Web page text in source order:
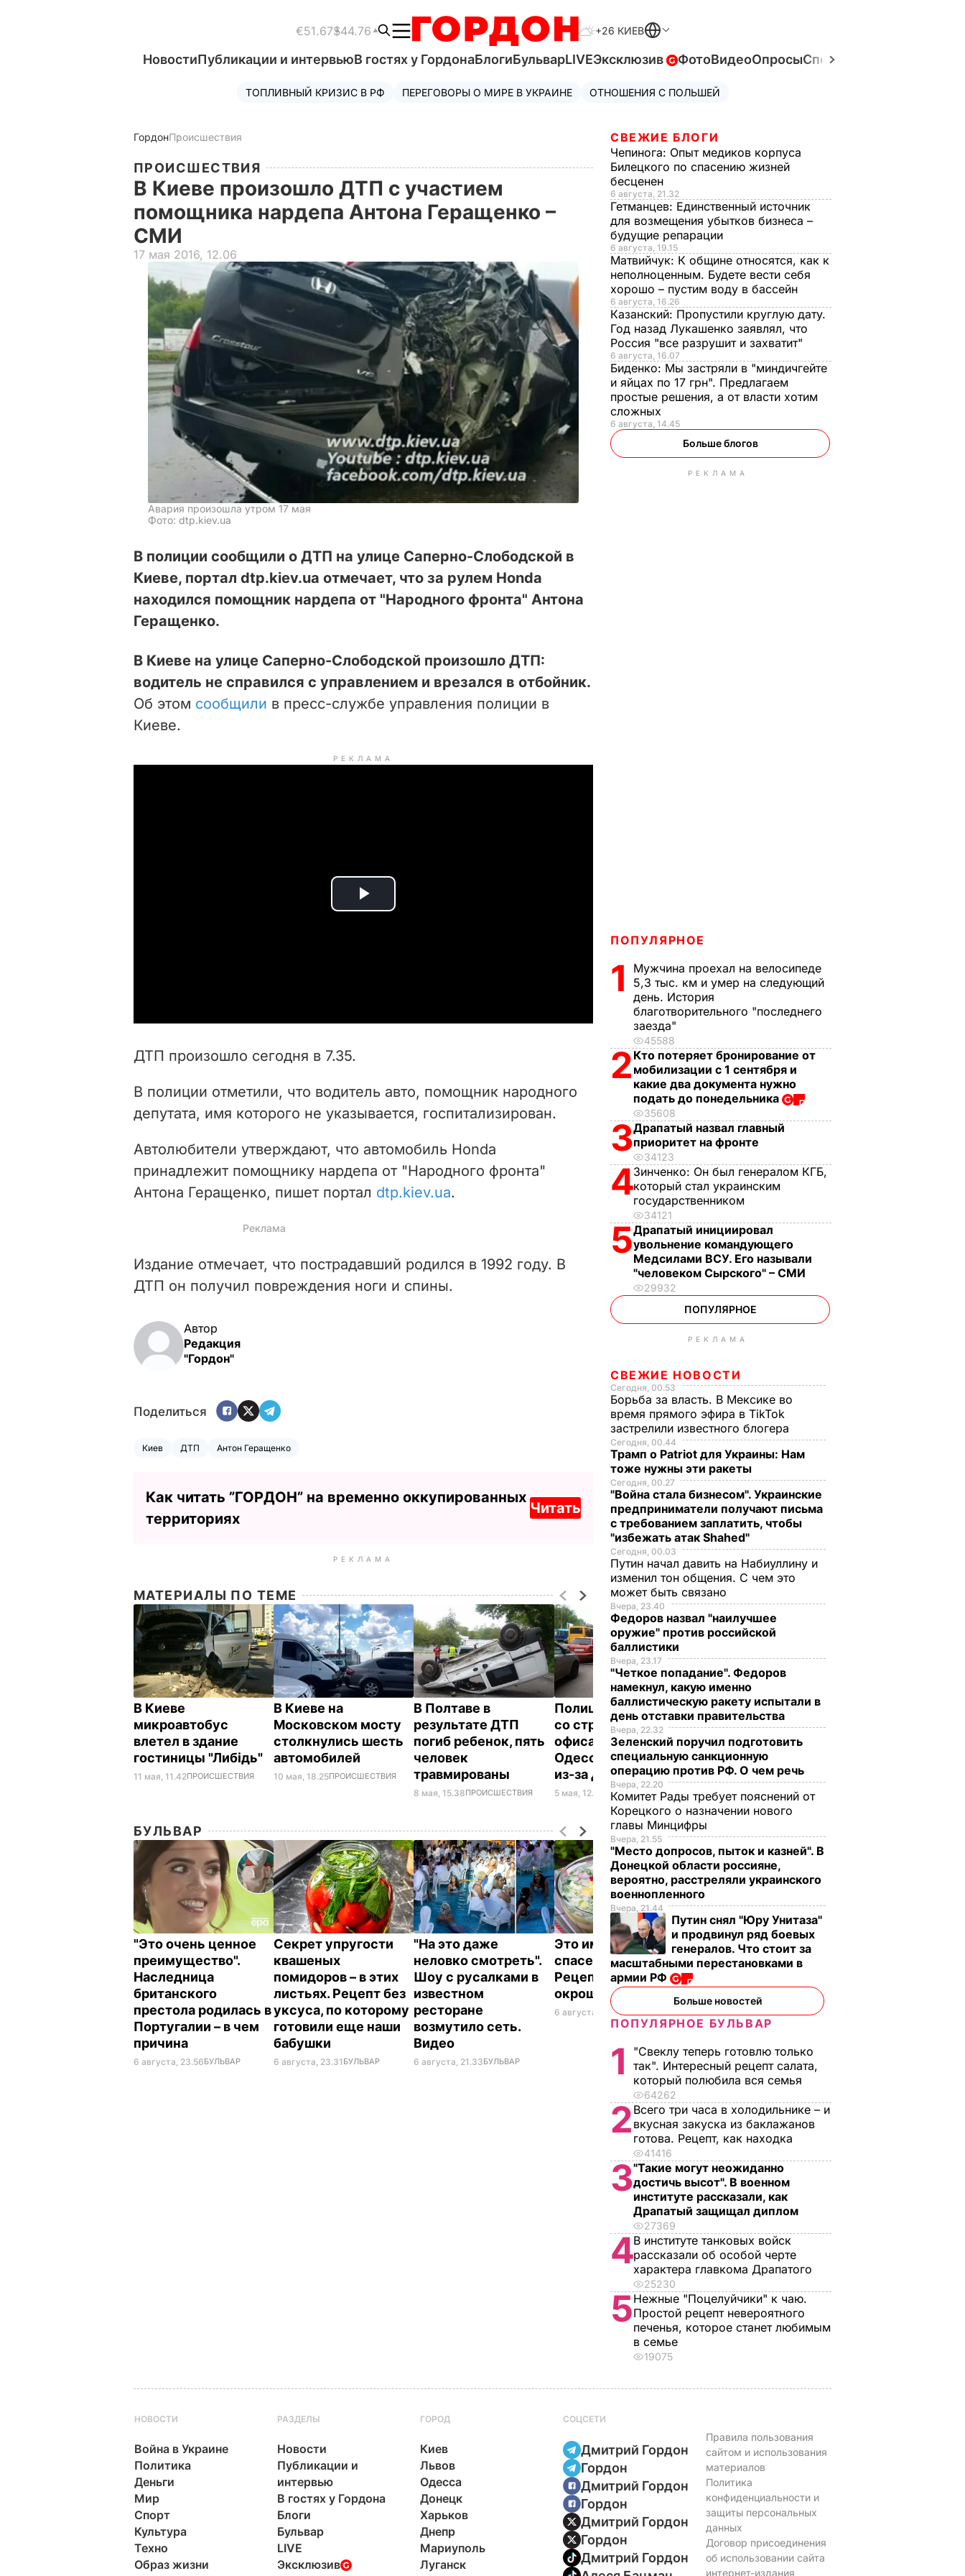
€51.67$44.76 +26 КИЕВ
НовостиПубликации и интервьюВ гостях у ГордонаБлогиБульварLIVEЭксклюзив ФотоВидеоОпросыСпецпроекты
ТОПЛИВНЫЙ КРИЗИС В РФ ПЕРЕГОВОРЫ О МИРЕ В УКРАИНЕ ОТНОШЕНИЯ С ПОЛЬШЕЙ
ГордонПроисшествия
ПРОИСШЕСТВИЯ
В Киеве произошло ДТП с участием
помощника нардепа Антона Геращенко –
СМИ
17 мая 2016, 12.06
Авария произошла утром 17 мая
Фото: dtp.kiev.ua
В полиции сообщили о ДТП на улице Саперно-Слободской в
Киеве, портал dtp.kiev.ua отмечает, что за рулем Honda
находился помощник нардепа от "Народного фронта" Антона
Геращенко.
В Киеве на улице Саперно-Слободской произошло ДТП:
водитель не справился с управлением и врезался в отбойник.
Об этом сообщили в пресс-службе управления полиции в
Киеве.
РЕКЛАМА
P
d
o
ДТП произошло сегодня в 7.35.
В полиции отметили, что водитель авто, помощник народного
депутата, имя которого не указывается, госпитализирован.
Автолюбители утверждают, что автомобиль Honda
принадлежит помощнику нардепа от "Народного фронта"
Антона Геращенко, пишет портал dtp.kiev.ua.
Издание отмечает, что пострадавший родился в 1992 году. В
ДТП он получил повреждения ноги и спины.
Автор
Редакция
"Гордон"
Поделиться
Киев ДТП Антон Геращенко
Как читать ”ГОРДОН” на временно оккупированных
территориях
Читать
РЕКЛАМА
МАТЕРИАЛЫ ПО ТЕМЕ
В Киеве
микроавтобус
влетел в здание
гостиницы "Либідь"
11 мая, 11.42ПРОИСШЕСТВИЯ
В Киеве на
Московском мосту
столкнулись шесть
автомобилей
10 мая, 18.25ПРОИСШЕСТВИЯ
В Полтаве в
результате ДТП
погиб ребенок, пять
человек
травмированы
8 мая, 15.38ПРОИСШЕСТВИЯ
Полиция: Конфликт
со стрельбой возле
офиса "7 канала" в
Одессе произошел
из-за ДТП
5 мая, 12.03 ПРОИСШЕСТВИЯ
В Харькове машина
патрульной полиции
попала в тройное
ДТП
5 мая, 09.24ПРОИСШЕСТВИЯ
БУЛЬВАР
"Это очень ценное
преимущество".
Наследница
британского
престола родилась в
Португалии – в чем
причина
6 августа, 23.56БУЛЬВАР
Секрет упругости
квашеных
помидоров – в этих
листьях. Рецепт без
уксуса, по которому
готовили еще наши
бабушки
6 августа, 23.31 БУЛЬВАР
"На это даже
неловко смотреть".
Шоу с русалками в
известном
ресторане
возмутило сеть.
Видео
6 августа, 21.33БУЛЬВАР
Это именно то, что
спасет в жару.
Рецепт вкуснейшей
окрошки
6 августа, 18.21БУЛЬВАР
"Хрустящие
снаружи и нежные
вкусные жареные
кабачки
6 августа, 18.09БУЛЬВАР
СВЕЖИЕ БЛОГИ
Чепинога: Опыт медиков корпуса
Билецкого по спасению жизней
бесценен
6 августа, 21.32
Гетманцев: Единственный источник
для возмещения убытков бизнеса –
будущие репарации
6 августа, 19.15
Матвийчук: К общине относятся, как к
неполноценным. Будете вести себя
хорошо – пустим воду в бассейн
6 августа, 16.26
Казанский: Пропустили круглую дату.
Год назад Лукашенко заявлял, что
Россия "все разрушит и захватит"
6 августа, 16.07
Биденко: Мы застряли в "миндичгейте
и яйцах по 17 грн". Предлагаем
простые решения, а от власти хотим
сложных
6 августа, 14.45
Больше блогов
РЕКЛАМА
ПОПУЛЯРНОЕ
1
Мужчина проехал на велосипеде
5,3 тыс. км и умер на следующий
день. История
благотворительного "последнего
заезда"
45588
2 Кто потеряет бронирование от
мобилизации с 1 сентября и
какие два документа нужно
подать до понедельника
35608
3Драпатый назвал главный
приоритет на фронте
34123
4Зинченко: Он был генералом КГБ,
который стал украинским
государственником
34121
5Драпатый инициировал
увольнение командующего
Медсилами ВСУ. Его называли
"человеком Сырского" – СМИ
29932
ПОПУЛЯРНОЕ
РЕКЛАМА
СВЕЖИЕ НОВОСТИ
Сегодня, 00.53
Борьба за власть. В Мексике во
время прямого эфира в TikTok
застрелили известного блогера
Сегодня, 00.44
Трамп о Patriot для Украины: Нам
тоже нужны эти ракеты
Сегодня, 00.27
"Война стала бизнесом". Украинские
предприниматели получают письма
с требованием заплатить, чтобы
"избежать атак Shahed"
Сегодня, 00.03
Путин начал давить на Набиуллину и
изменил тон общения. С чем это
может быть связано
Вчера, 23.40
Федоров назвал "наилучшее
оружие" против российской
баллистики
Вчера, 23.17
"Четкое попадание". Федоров
намекнул, какую именно
баллистическую ракету испытали в
день отставки правительства
Вчера, 22.32
Зеленский поручил подготовить
специальную санкционную
операцию против РФ. О чем речь
Вчера, 22.20
Комитет Рады требует пояснений от
Корецкого о назначении нового
главы Минцифры
Вчера, 21.55
"Место допросов, пыток и казней". В
Донецкой области россияне,
вероятно, расстреляли украинского
военнопленного
Вчера, 21.44
Путин снял "Юру Унитаза"
и продвинул ряд боевых
генералов. Что стоит за
масштабными перестановками в
армии РФ
Больше новостей
ПОПУЛЯРНОЕ БУЛЬВАР
1
"Свеклу теперь готовлю только
так". Интересный рецепт салата,
который полюбила вся семья
64262
2 Всего три часа в холодильнике – и
вкусная закуска из баклажанов
готова. Рецепт, как находка
41416
3"Такие могут неожиданно
достичь высот". В военном
институте рассказали, как
Драпатый защищал диплом
27369
4В институте танковых войск
рассказали об особой черте
характера главкома Драпатого
25230
5Нежные "Поцелуйчики" к чаю.
Простой рецепт невероятного
печенья, которое станет любимым
в семье
19075
НОВОСТИ
Война в Украине
Политика
Деньги
Мир
Спорт
Культура
Техно
Образ жизни
РАЗДЕЛЫ
Новости
Публикации и
интервью
В гостях у Гордона
Блоги
Бульвар
LIVE
Эксклюзив
ГОРОД
Киев
Львов
Одесса
Донецк
Харьков
Днепр
Мариуполь
Луганск
СОЦСЕТИ
Дмитрий Гордон
Гордон
Дмитрий Гордон
Гордон
Дмитрий Гордон
Гордон
Дмитрий Гордон
Правила пользования
сайтом и использования
материалов
Политика
конфиденциальности и
защиты персональных
данных
Договор присоединения
об использовании сайта
интернет-издания